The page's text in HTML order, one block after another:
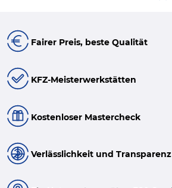
Fairer Preis, beste Qualität
KFZ-Meisterwerkstätten
Kostenloser Mastercheck
Verlässlichkeit und Transparenz